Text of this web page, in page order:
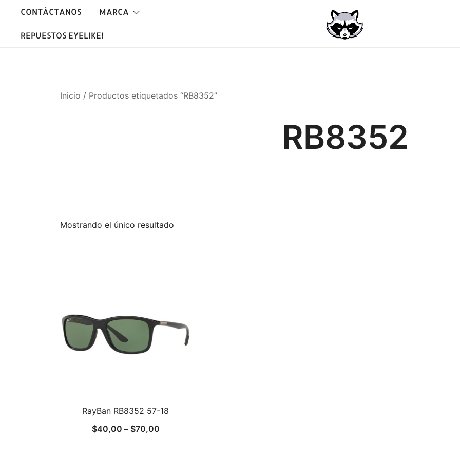
contenido
CONTÁCTANOS MARCA
REPUESTOS EYELIKE!
Inicio / Productos etiquetados “RB8352”
RB8352
Mostrando el único resultado
RayBan RB8352 57-18
$40,00 – $70,00